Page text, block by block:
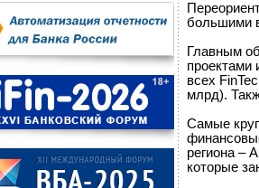
большими
Главным
проектами
всех
млрд).
Самые
региона –
которые